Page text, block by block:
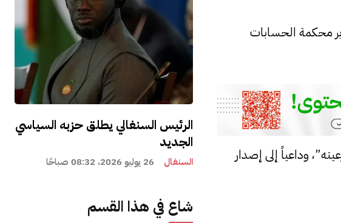
الرئيس السنغالي يطلق حزبه السياسي
الجديد
السنغال 26 يوليو 2026، 08:32 صباحًا
شاع في هذا القسم
محكمة الحسابات
وداعياً إلى إصدار